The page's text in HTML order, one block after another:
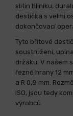
slitin hliníku,
destička s velmi
dokončovací
Tyto břitové
soustružení,
držáku. V našem
řezné hrany 12
a R 0,8 mm.
ISO, jsou tedy
výrobců.